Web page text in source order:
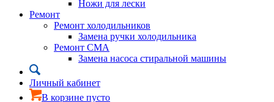
Ножи для лески
Ремонт
Ремонт холодильников
Замена ручки холодильника
Ремонт СМА
Замена насоса стиральной машины
Личный кабинет
В корзине пусто